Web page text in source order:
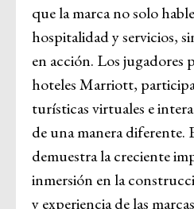
que la marca no solo
hospitalidad y servicios,
en acción. Los jugadores
hoteles Marriott,
turísticas virtuales e
de una manera diferente.
demuestra la creciente
inmersión en la
y experiencia de las